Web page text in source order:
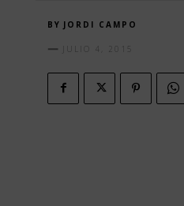
BY JORDI CAMPO
JULIO 4, 2015